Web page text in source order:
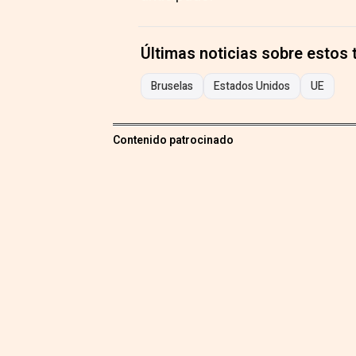
Últimas noticias sobre estos
Bruselas Estados Unidos UE
Contenido patrocinado